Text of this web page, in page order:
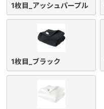
1枚目_アッシュパープル
1枚目_ブラック